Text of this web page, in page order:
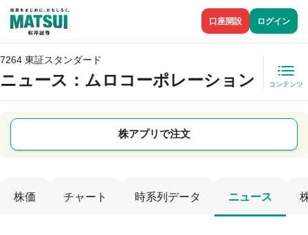
口座開設 ログイン
7264 東証スタンダード
ニュース ：ムロコーポレーション コンテンツ
株アプリで注文
株価 チャート 時系列データ ニュース